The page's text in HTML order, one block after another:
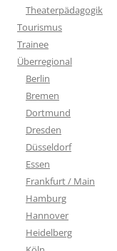
Theaterpädagogik
Tourismus
Trainee
Überregional
Berlin
Bremen
Dortmund
Dresden
Düsseldorf
Essen
Frankfurt / Main
Hamburg
Hannover
Heidelberg